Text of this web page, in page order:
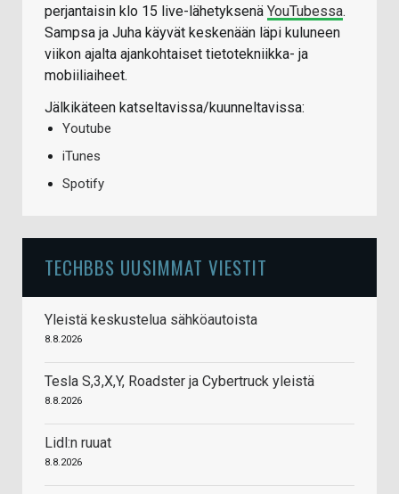
perjantaisin klo 15 live-lähetyksenä YouTubessa.
Sampsa ja Juha käyvät keskenään läpi kuluneen
viikon ajalta ajankohtaiset tietotekniikka- ja
mobiiliaiheet.
Jälkikäteen katseltavissa/kuunneltavissa:
Youtube
iTunes
Spotify
TECHBBS UUSIMMAT VIESTIT
Yleistä keskustelua sähköautoista
8.8.2026
Tesla S,3,X,Y, Roadster ja Cybertruck yleistä
8.8.2026
Lidl:n ruuat
8.8.2026